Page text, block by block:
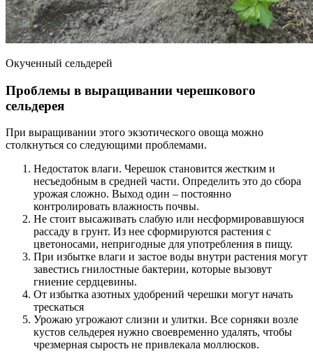
Окученный сельдерей
Проблемы в выращивании черешкового
сельдерея
При выращивании этого экзотического овоща можно
столкнуться со следующими проблемами.
Недостаток влаги. Черешок становится жестким и
несъедобным в средней части. Определить это до сбора
урожая сложно. Выход один – постоянно
контролировать влажность почвы.
Не стоит высаживать слабую или несформировавшуюся
рассаду в грунт. Из нее сформируются растения с
цветоносами, непригодные для употребления в пищу.
При избытке влаги и застое воды внутри растения могут
завестись гнилостные бактерии, которые вызовут
гниение сердцевины.
От избытка азотных удобрений черешки могут начать
трескаться
Урожаю угрожают слизни и улитки. Все сорняки возле
кустов сельдерея нужно своевременно удалять, чтобы
чрезмерная сырость не привлекала моллюсков.